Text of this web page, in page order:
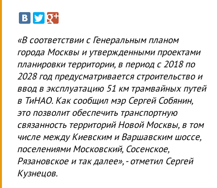
«В соответствии с Генеральным планом
города Москвы и утвержденными проектами
планировки территории, в период с 2018 по
2028 год предусматривается строительство и
ввод в эксплуатацию 51 км трамвайных путей
в ТиНАО. Как сообщил мэр Сергей Собянин,
это позволит обеспечить транспортную
связанность территорий Новой Москвы, в том
числе между Киевским и Варшавским шоссе,
поселениями Московский, Сосенское,
Рязановское и так далее», - отметил Сергей
Кузнецов.